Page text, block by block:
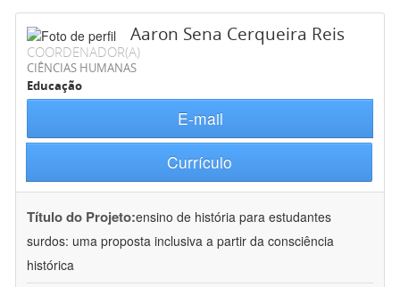
Aaron Sena Cerqueira Reis
COORDENADOR(A)
CIÊNCIAS HUMANAS
Educação
E-mail
Currículo
Título do Projeto:ensino de história para estudantes
surdos: uma proposta inclusiva a partir da consciência
histórica